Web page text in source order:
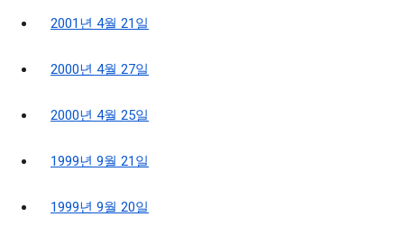
2001년 4월 21일
2000년 4월 27일
2000년 4월 25일
1999년 9월 21일
1999년 9월 20일